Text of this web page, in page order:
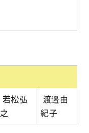
若松弘
之
渡邉由
紀子